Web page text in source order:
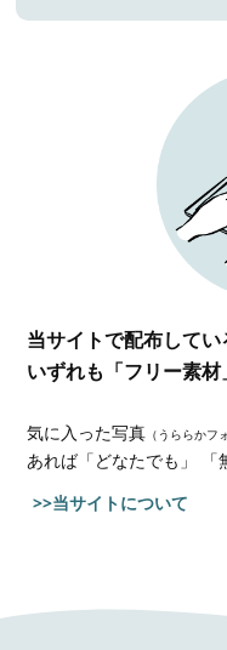
当サイトで配布してい
いずれも「フリー素材
気に入った写真 （うららかフ
あれば「どなたでも」 「
>>当サイトについて